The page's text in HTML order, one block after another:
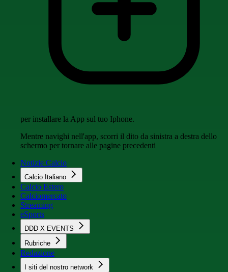
per installare la App sul tuo Iphone.
Mentre navighi nell'app, scorri il dito da sinistra a destra dello
schermo per tornare alle pagine precedenti
Notizie Calcio
Calcio Italiano
Calcio Estero
Calciomercato
Streaming
eSports
DDD X EVENTS
Rubriche
Redazione
I siti del nostro network